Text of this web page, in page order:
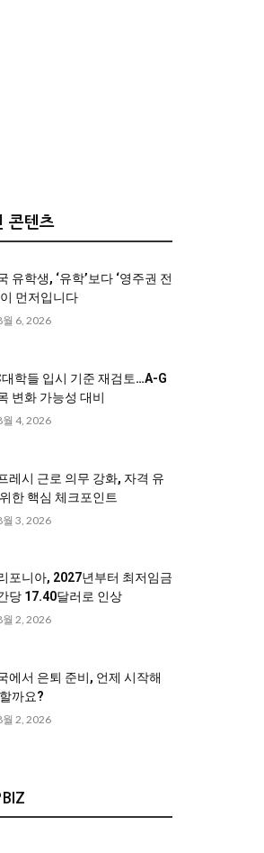
콘텐츠
유학생, ‘유학’보다 ‘영주권 전
이 먼저입니다
월 6, 2026
대학들 입시 기준 재검토…A-G
변화 가능성 대비
월 4, 2026
레시 근로 의무 강화, 자격 유
한 핵심 체크포인트
월 3, 2026
포니아, 2027년부터 최저임금
당 17.40달러로 인상
월 2, 2026
에서 은퇴 준비, 언제 시작해
까요?
월 2, 2026